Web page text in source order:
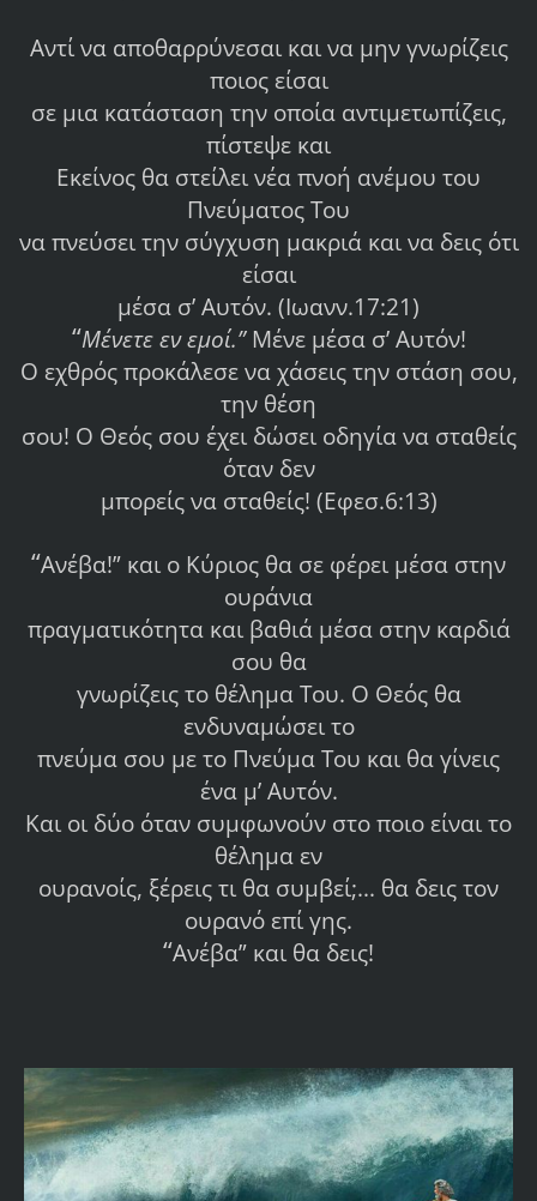
Αντί να αποθαρρύνεσαι και να μην γνωρίζεις
ποιος είσαι
σε μια κατάσταση την οποία αντιμετωπίζεις,
πίστεψε και
Εκείνος θα στείλει νέα πνοή ανέμου του
Πνεύματος Του
να πνεύσει την σύγχυση μακριά και να δεις ότι
είσαι
μέσα σ’ Αυτόν. (Ιωανν.17:21)
“Μένετε εν εμοί.”Μένε μέσα σ’ Αυτόν!
Ο εχθρός προκάλεσε να χάσεις την στάση σου,
την θέση
σου! Ο Θεός σου έχει δώσει οδηγία να σταθείς
όταν δεν
μπορείς να σταθείς! (Εφεσ.6:13)
“Ανέβα!” και ο Κύριος θα σε φέρει μέσα στην
ουράνια
πραγματικότητα και βαθιά μέσα στην καρδιά
σου θα
γνωρίζεις το θέλημα Του. Ο Θεός θα
ενδυναμώσει το
πνεύμα σου με το Πνεύμα Του και θα γίνεις
ένα μ’ Αυτόν.
Και οι δύο όταν συμφωνούν στο ποιο είναι το
θέλημα εν
ουρανοίς, ξέρεις τι θα συμβεί;... θα δεις τον
ουρανό επί γης.
“Ανέβα” και θα δεις!